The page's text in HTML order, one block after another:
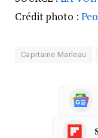
Crédit photo :
Capitaine Marleau